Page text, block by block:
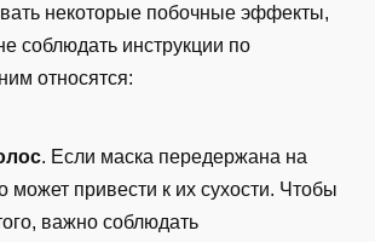
некоторые побочные эффекты,
соблюдать инструкции по
относятся:
. Если маска передержана на
может привести к их сухости. Чтобы
важно соблюдать